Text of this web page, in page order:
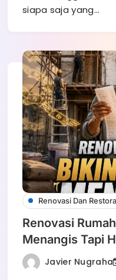
siapa saja yang…
Renovasi Dan
Renovasi
Menangis Tapi
Javier Nugraha